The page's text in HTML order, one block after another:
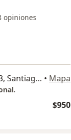
opiniones
Calle Fray Juan de Zumarraga 3, Santiago de Querétaro • Mapa
$950